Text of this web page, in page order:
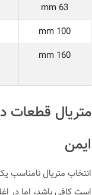
63 mm
100 mm
160 mm
ایمن
انتخاب متریال نامناسب
است کافی باشد، اما در